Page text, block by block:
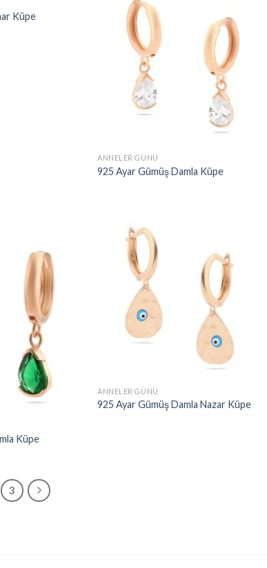
Küpe
ANNELER GÜNÜ
925 Ayar Gümüş Damla Küpe
Küpe
ANNELER GÜNÜ
925 Ayar Gümüş Damla Nazar Küpe
3